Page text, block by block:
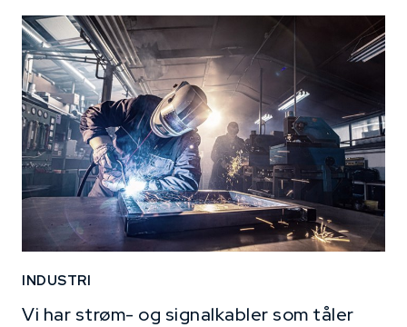
INDUSTRI
Vi har strøm- og signalkabler som tåler